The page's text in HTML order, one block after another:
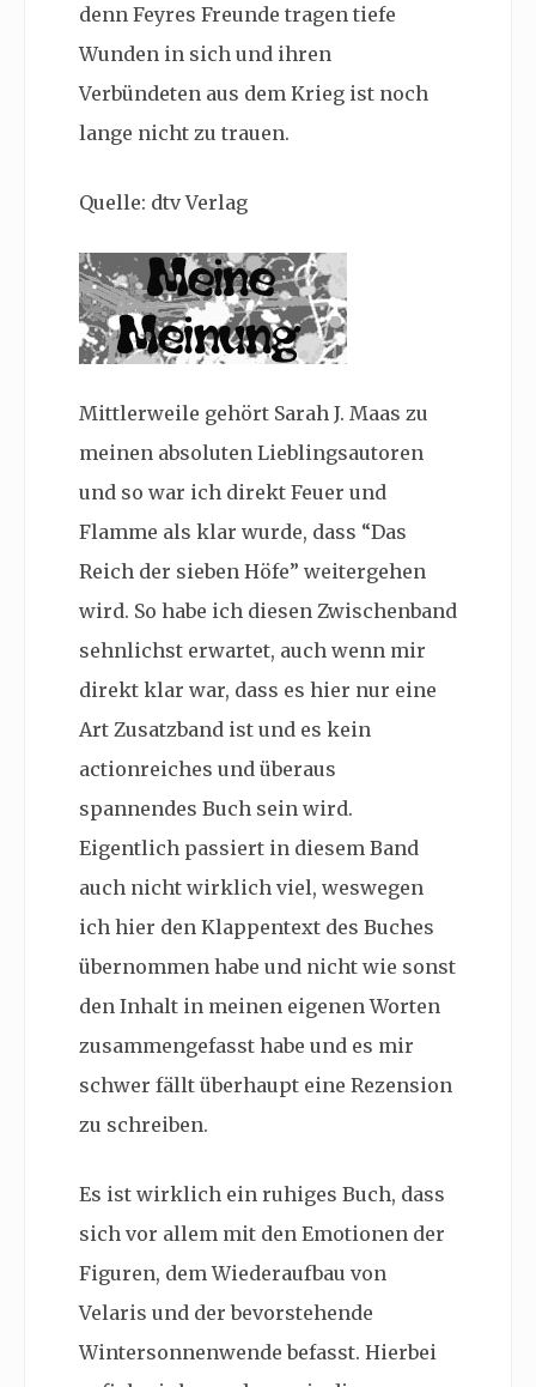
denn Feyres Freunde tragen tiefe
Wunden in sich und ihren
Verbündeten aus dem Krieg ist noch
lange nicht zu trauen.
Quelle: dtv Verlag
Mittlerweile gehört Sarah J. Maas zu
meinen absoluten Lieblingsautoren
und so war ich direkt Feuer und
Flamme als klar wurde, dass “Das
Reich der sieben Höfe” weitergehen
wird. So habe ich diesen Zwischenband
sehnlichst erwartet, auch wenn mir
direkt klar war, dass es hier nur eine
Art Zusatzband ist und es kein
actionreiches und überaus
spannendes Buch sein wird.
Eigentlich passiert in diesem Band
auch nicht wirklich viel, weswegen
ich hier den Klappentext des Buches
übernommen habe und nicht wie sonst
den Inhalt in meinen eigenen Worten
zusammengefasst habe und es mir
schwer fällt überhaupt eine Rezension
zu schreiben.
Es ist wirklich ein ruhiges Buch, dass
sich vor allem mit den Emotionen der
Figuren, dem Wiederaufbau von
Velaris und der bevorstehende
Wintersonnenwende befasst. Hierbei